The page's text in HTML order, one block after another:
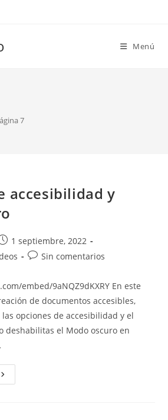
Menú
7
accesibilidad y
1 septiembre, 2022
Comentarios
entrada:
Sin comentarios
embed/9aNQZ9dKXRY En este
de documentos accesibles,
opciones de accesibilidad y el
deshabilitas el Modo oscuro en
Opciones